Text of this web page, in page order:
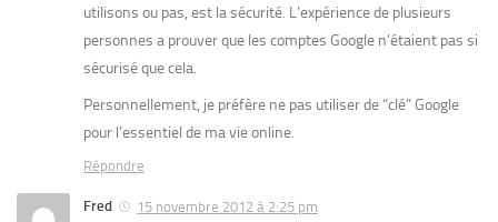
utilisons ou pas, est la sécurité. L’expérience de plusieurs
personnes a prouver que les comptes Google n’étaient pas si
sécurisé que cela.
Personnellement, je préfère ne pas utiliser de “clé” Google
pour l’essentiel de ma vie online.
Répondre
Fred 15 novembre 2012 à 2:25 pm